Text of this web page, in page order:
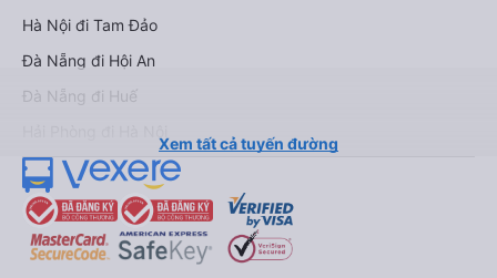
Hà Nội đi Tam Đảo
Đà Nẵng đi Hội An
Đà Nẵng đi Huế
Xem tất cả tuyến đường